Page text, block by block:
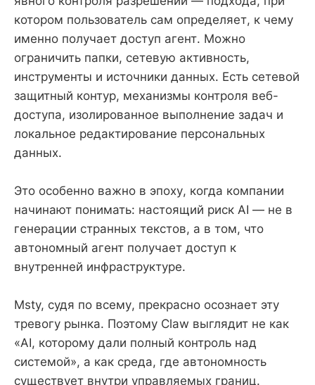
котором пользователь сам определяет, к чему
именно получает доступ агент. Можно
ограничить папки, сетевую активность,
инструменты и источники данных. Есть сетевой
защитный контур, механизмы контроля веб-
доступа, изолированное выполнение задач и
локальное редактирование персональных
данных.
Это особенно важно в эпоху, когда компании
начинают понимать: настоящий риск AI — не в
генерации странных текстов, а в том, что
автономный агент получает доступ к
внутренней инфраструктуре.
Msty, судя по всему, прекрасно осознает эту
тревогу рынка. Поэтому Claw выглядит не как
«AI, которому дали полный контроль над
системой», а как среда, где автономность
существует внутри управляемых границ.